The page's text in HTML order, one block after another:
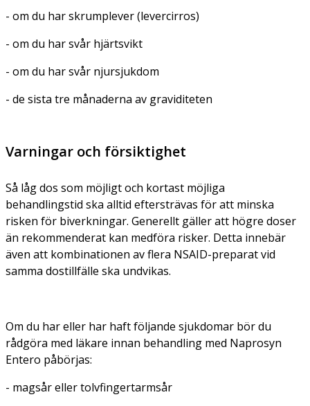
- om du har skrumplever (levercirros)
- om du har svår hjärtsvikt
- om du har svår njursjukdom
- de sista tre månaderna av graviditeten
Varningar och försiktighet
Så låg dos som möjligt och kortast möjliga
behandlingstid ska alltid eftersträvas för att minska
risken för biverkningar. Generellt gäller att högre doser
än rekommenderat kan medföra risker. Detta innebär
även att kombinationen av flera NSAID-preparat vid
samma dostillfälle ska undvikas.
Om du har eller har haft följande sjukdomar bör du
rådgöra med läkare innan behandling med Naprosyn
Entero påbörjas:
- magsår eller tolvfingertarmsår